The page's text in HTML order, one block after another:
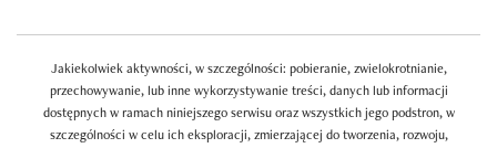
Jakiekolwiek aktywności, w szczególności: pobieranie, zwielokrotnianie,
przechowywanie, lub inne wykorzystywanie treści, danych lub informacji
dostępnych w ramach niniejszego serwisu oraz wszystkich jego podstron, w
szczególności w celu ich eksploracji, zmierzającej do tworzenia, rozwoju,